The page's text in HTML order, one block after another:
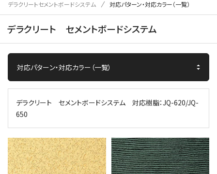
デラクリートセメントボードシステム
対応パターン・対応カラー（一覧）
デラクリート セメントボードシステム
デラクリート セメントボードシステム 対応樹脂：JQ-620/JQ-
650